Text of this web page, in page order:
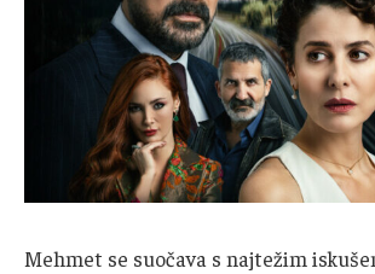
Mehmet se suočava s najtežim